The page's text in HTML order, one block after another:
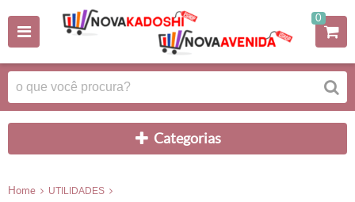
0
categorias
home UTILIDADES